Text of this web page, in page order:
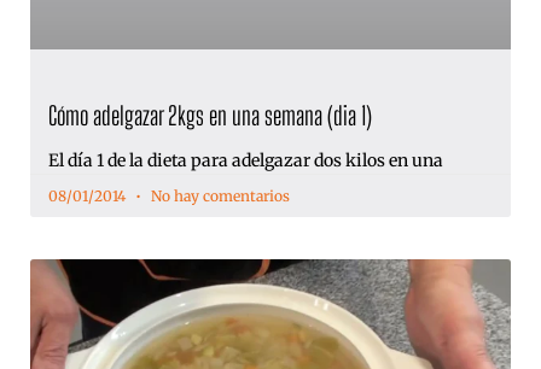
Cómo adelgazar 2kgs en una semana (dia 1)
El día 1 de la dieta para adelgazar dos kilos en una
08/01/2014 No hay comentarios